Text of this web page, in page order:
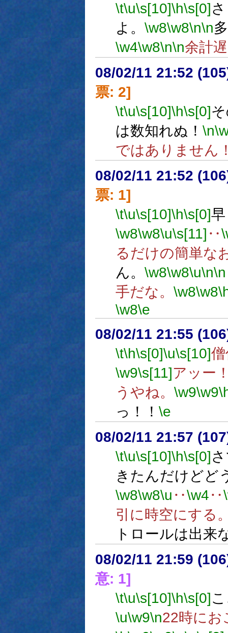
\t\u\s[10]\h\s[0]
よ。 \w8\w8\n\n
\w4\w8\n\n余計
08/02/11 21:52
票: 2]
\t\u\s[10]\h\s[0]
は数知れぬ！ \n
ではありません
08/02/11 21:52
票: 1]
\t\u\s[10]\h\s[0]
\w8\w8\u\s[11] ‥
るだけの簡単な
ん。 \w8\w8\u\n\n
手だな。 \w8\w8
\w8\e
08/02/11 21:55
\t\h\s[0]\u\s[10]
\w9\s[11]アッー
うやね。 \w9\w9
っ！！ \e
08/02/11 21:57
\t\u\s[10]\h\s[0]
きたんだけどど
\w8\w8\u ‥\w4‥
引に時空にする
トロールは出来
08/02/11 21:59
意: 1]
\t\u\s[10]\h\s[0]
\u\w9\n22時にお